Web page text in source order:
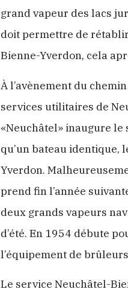
grand vapeur des lacs
doit permettre de
Bienne-Yverdon, cela
À l’avènement du
services utilitaires de
«Neuchâtel» inaugure
qu’un bateau identique,
Yverdon.
prend fin l’année
deux grands vapeurs
d’été. En 1954 débute
l’équipement de
Le service Neuchâtel-